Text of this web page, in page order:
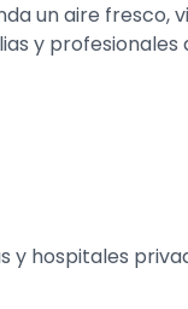
un aire fresco,
y profesionales
y hospitales